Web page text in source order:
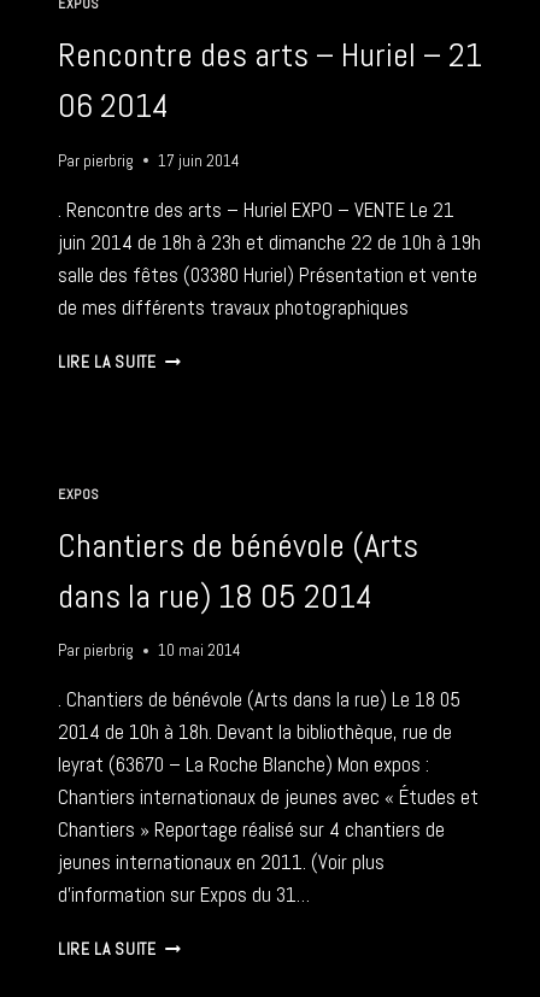
EXPOS
Rencontre des arts – Huriel – 21
06 2014
Par pierbrig 17 juin 2014
. Rencontre des arts – Huriel EXPO – VENTE Le 21
juin 2014 de 18h à 23h et dimanche 22 de 10h à 19h
salle des fêtes (03380 Huriel) Présentation et vente
de mes différents travaux photographiques
LIRE LA SUITERENCONTRE
2014
EXPOS
Chantiers de bénévole (Arts
dans la rue) 18 05 2014
Par pierbrig 10 mai 2014
. Chantiers de bénévole (Arts dans la rue) Le 18 05
2014 de 10h à 18h. Devant la bibliothèque, rue de
leyrat (63670 – La Roche Blanche) Mon expos :
Chantiers internationaux de jeunes avec « Études et
Chantiers » Reportage réalisé sur 4 chantiers de
jeunes internationaux en 2011. (Voir plus
d’information sur Expos du 31…
LIRE LA SUITECHANTIERS